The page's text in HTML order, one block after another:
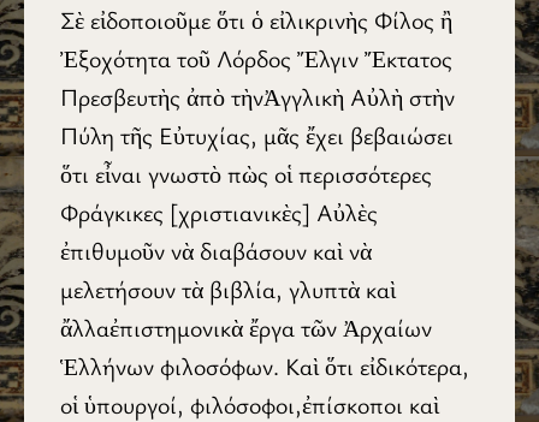
Σὲ εἰδοποιοῦμε ὅτι ὁ εἰλικρινὴς Φίλος ἢ
Ἐξοχότητα τοῦ Λόρδος Ἔλγιν Ἔκτατος
Πρεσβευτὴς ἀπὸ τὴνἈγγλικὴ Αὐλὴ στὴν
Πύλη τῆς Εὐτυχίας, μᾶς ἔχει βεβαιώσει
ὅτι εἶναι γνωστὸ πὼς οἱ περισσότερες
Φράγκικες [χριστιανικὲς] Αὐλὲς
ἐπιθυμοῦν νὰ διαβάσουν καὶ νὰ
μελετήσουν τὰ βιβλία, γλυπτὰ καὶ
ἄλλαἐπιστημονικὰ ἔργα τῶν Ἀρχαίων
Ἑλλήνων φιλοσόφων. Καὶ ὅτι εἰδικότερα,
οἱ ὑπουργοί, φιλόσοφοι,ἐπίσκοποι καὶ